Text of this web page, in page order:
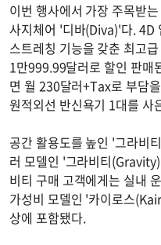
이번 행사에서 가장 주목받
사지체어 '디바(Diva)'다. 4D
스트레칭 기능을 갖춘 최고
1만999.99달러로 할인 판매
면 월 230달러+Tax로 부담
원적외선 반신욕기 1대를 사
공간 활용도를 높인 '그라비
러 모델인 '그라비티
비티 구매 고객에게는 실내
가성비 모델인 '카이로스
상에 포함됐다.